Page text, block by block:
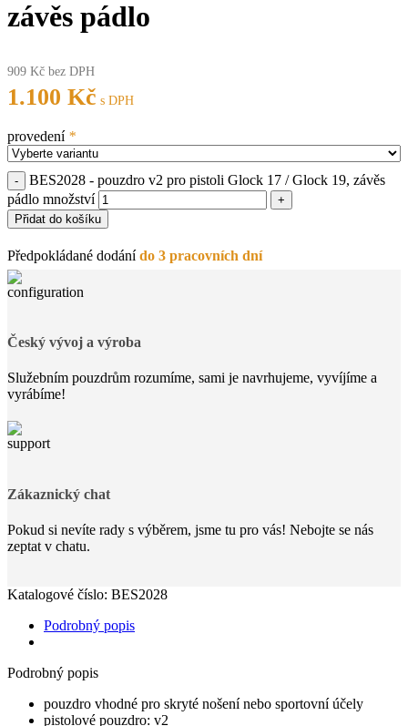
závěs pádlo
909 Kč bez DPH
1.100 Kč s DPH
provedení *
BES2028 - pouzdro v2 pro pistoli Glock 17 / Glock 19, závěs
pádlo množství
Přidat do košíku
Předpokládané dodánído 3 pracovních dní
Český vývoj a výroba
Služebním pouzdrům rozumíme, sami je navrhujeme, vyvíjíme a
vyrábíme!
Zákaznický chat
Pokud si nevíte rady s výběrem, jsme tu pro vás! Nebojte se nás
zeptat v chatu.
Katalogové číslo: BES2028
Podrobný popis
Podrobný popis
pouzdro vhodné pro skryté nošení nebo sportovní účely
pistolové pouzdro: v2